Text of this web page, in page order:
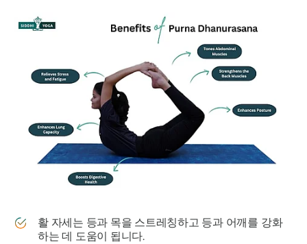
활 자세는 등과 목을 스트레칭하고 등과 어깨를 강화
하는 데 도움이 됩니다.